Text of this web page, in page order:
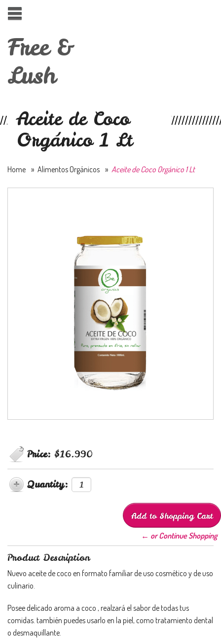
Free &
Lush
Aceite de Coco
Orgánico 1 Lt
Home » Alimentos Orgánicos » Aceite de Coco Orgánico 1 Lt
Price: $16.990
Quantity:
← or Continue Shopping
Product Description
Nuevo aceite de coco en formato familiar de uso cosmético y de uso
culinario.
Posee delicado aroma a coco , realzará el sabor de todas tus
comidas. también puedes usarlo en la piel, como tratamiento dental
o desmaquillante.